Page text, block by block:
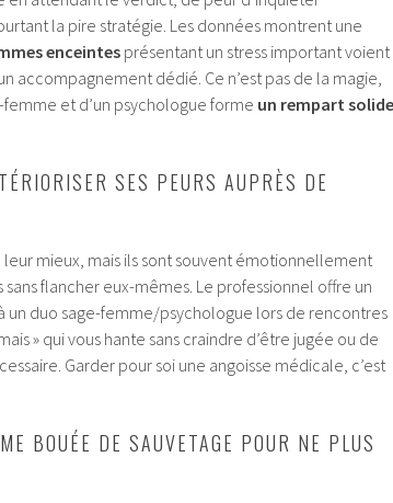
la pire stratégie. Les données montrent une
enceintesprésentant un stress important voient
accompagnement dédié. Ce n’est pas de la magie,
femme et d’un psychologue forme un rempart solide
SES PEURS AUPRÈS DE
mieux, mais ils sont souvent émotionnellement
flancher eux-mêmes. Le professionnel offre un
un duo sage-femme/psychologue lors de rencontres
» qui vous hante sans craindre d’être jugée ou de
Garder pour soi une angoisse médicale, c’est
BOUÉE DE SAUVETAGE POUR NE PLUS